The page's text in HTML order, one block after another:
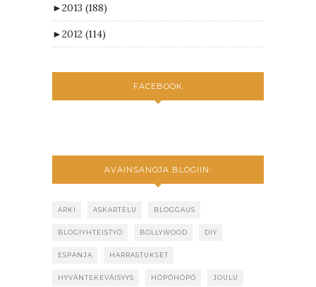
►2013 (188)
►2012 (114)
FACEBOOK
AVAINSANOJA BLOGIIN:
ARKI ASKARTELU BLOGGAUS
BLOGIYHTEISTYÖ BOLLYWOOD DIY
ESPANJA HARRASTUKSET
HYVÄNTEKEVÄISYYS HÖPÖHÖPÖ JOULU